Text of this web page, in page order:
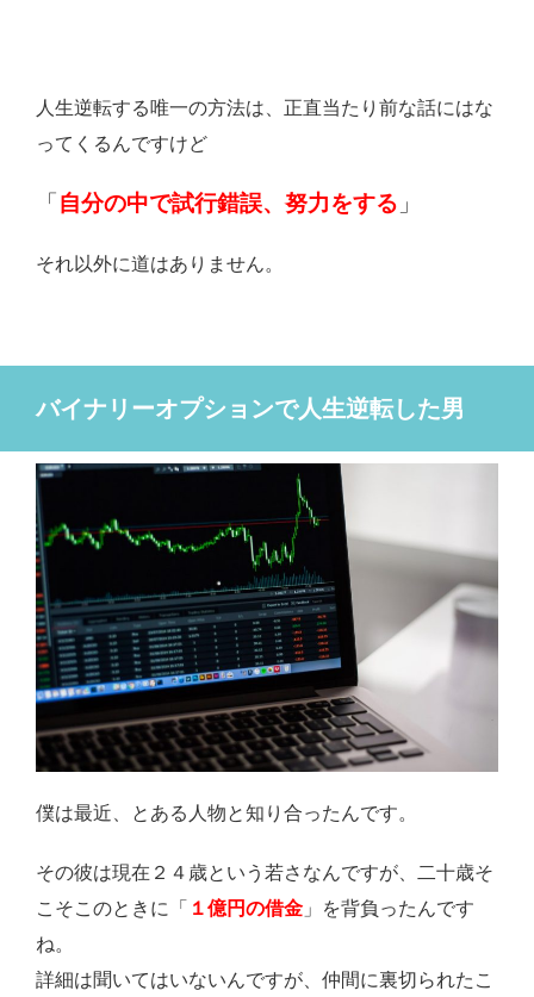
人生逆転する唯一の方法は、正直当たり前な話にはな
ってくるんですけど
「 自分の中で試行錯誤、努力をする 」
それ以外に道はありません。
バイナリーオプションで人生逆転した男
僕は最近、とある人物と知り合ったんです。
その彼は現在２４歳という若さなんですが、二十歳そ
こそこのときに「 １億円の借金 」を背負ったんです
ね。
詳細は聞いてはいないんですが、仲間に裏切られたこ